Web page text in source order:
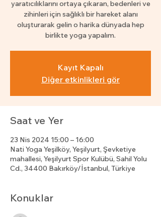
yaratıcılıklarını ortaya çıkaran, bedenleri ve
zihinleri için sağlıklı bir hareket alanı
oluşturarak gelin o harika dünyada hep
birlikte yoga yapalım.
Kayıt Kapalı
Diğer etkinlikleri gör
Saat ve Yer
23 Nis 2024 15:00 – 16:00
Nati Yoga Yeşilköy, Yeşilyurt, Şevketiye
mahallesi, Yeşilyurt Spor Kulübü, Sahil Yolu
Cd., 34400 Bakırköy/İstanbul, Türkiye
Konuklar